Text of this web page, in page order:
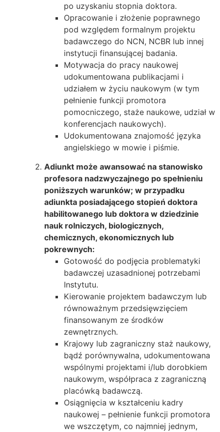
po uzyskaniu stopnia doktora.
Opracowanie i złożenie poprawnego
pod względem formalnym projektu
badawczego do NCN, NCBR lub innej
instytucji finansującej badania.
Motywacja do pracy naukowej
udokumentowana publikacjami i
udziałem w życiu naukowym (w tym
pełnienie funkcji promotora
pomocniczego, staże naukowe, udział w
konferencjach naukowych).
Udokumentowana znajomość języka
angielskiego w mowie i piśmie.
Adiunkt może awansować na stanowisko
profesora nadzwyczajnego po spełnieniu
poniższych warunków; w przypadku
adiunkta posiadającego stopień doktora
habilitowanego lub doktora w dziedzinie
nauk rolniczych, biologicznych,
chemicznych, ekonomicznych lub
pokrewnych:
Gotowość do podjęcia problematyki
badawczej uzasadnionej potrzebami
Instytutu.
Kierowanie projektem badawczym lub
równoważnym przedsięwzięciem
finansowanym ze środków
zewnętrznych.
Krajowy lub zagraniczny staż naukowy,
bądź porównywalna, udokumentowana
wspólnymi projektami i/lub dorobkiem
naukowym, współpraca z zagraniczną
placówką badawczą.
Osiągnięcia w kształceniu kadry
naukowej – pełnienie funkcji promotora
we wszczętym, co najmniej jednym,